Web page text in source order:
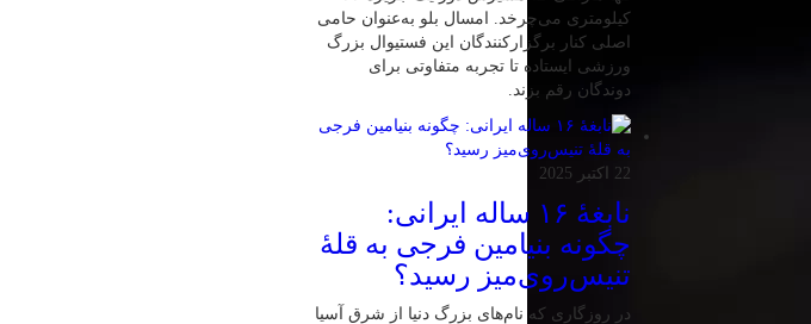
کیلومتری می‌چرخد. امسال بلو به‌عنوان حامی
اصلی کنار برگزارکنندگان این فستیوال بزرگ
ورزشی ایستاده تا تجربه متفاوتی برای
دوندگان رقم بزند.
22 اکتبر 2025
نابغهٔ ۱۶ ساله ایرانی:
چگونه بنیامین فرجی به قلهٔ
تنیس‌روی‌میز رسید؟
در روزگاری که نام‌های بزرگ دنیا از شرق آسیا